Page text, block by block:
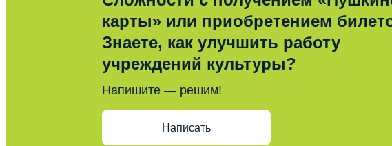
карты» или приобретением
Знаете, как улучшить работу
учреждений культуры?
Напишите — решим!
Написать